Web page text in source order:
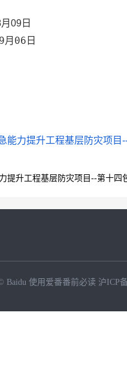
09日
月06日
能力提升工程基层防灾项
提升工程基层防灾项目--第十四
Baidu 使用爱番番前必读 沪ICP